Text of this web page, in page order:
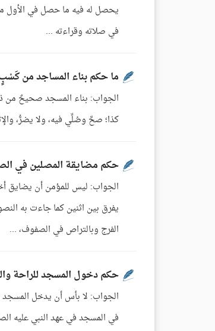
يحصل له فيه ما حصل في الأول من
في صلاته وقراءته ...
ما حكم بناء المساجد من
الجواب: بناء المسجد صحيحٌ من
كذا؛ صحَّ وصُلِّي فيه، ولا يضرُّ،
حكم مضايقة المصلين في
الجواب: ليس للمؤمن أن يضايق
يفرق بين اثنين كما جاءت به
الفرج وبالتراص في الصفوف، ...
حكم دخول المسجد للراحة
الجواب: لا بأس أن يدخل المسجد
في المسجد في عهد النبي عليه